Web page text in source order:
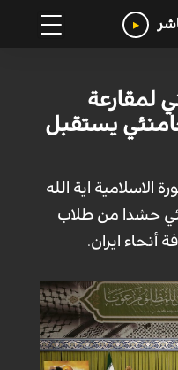
لمقارعة
يستقبل
الاسلامية اية الله
حشدا من طلاب
أنحاء ايران.